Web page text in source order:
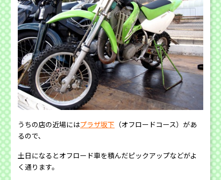
うちの店の近場にはプラザ坂下 （オフロードコース）があ
るので、
土日になるとオフロード車を積んだピックアップなどがよ
く通ります。